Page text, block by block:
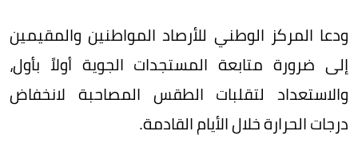
ودعا المركز الوطني للأرصاد المواطنين والمقيمين
إلى ضرورة متابعة المستجدات الجوية أولاً بأول،
والاستعداد لتقلبات الطقس المصاحبة لانخفاض
درجات الحرارة خلال الأيام القادمة.